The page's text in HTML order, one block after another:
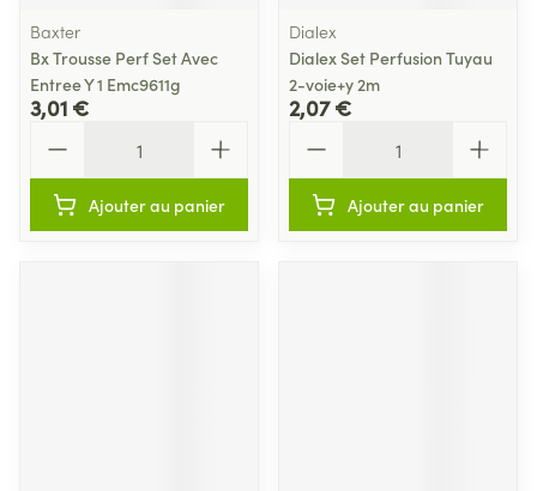
Baxter
Bx Trousse Perf Set Avec
Entree Y 1 Emc9611g
3,01 €
Ajouter au panier
Dialex
Dialex Set Perfusion Tuyau
2-voie+y 2m
2,07 €
Ajouter au panier